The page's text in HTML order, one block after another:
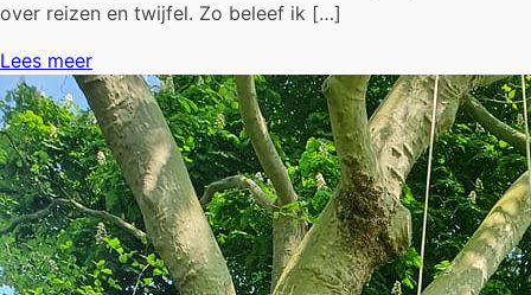
over reizen en twijfel. Zo beleef ik […]
Lees meer